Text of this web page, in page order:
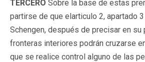
TERCERO Sobre la base de estas
partirse de que elarticulo 2, apartado
Schengen, después de precisar en su
fronteras interiores podrán cruzarse
que se realice control alguno de las